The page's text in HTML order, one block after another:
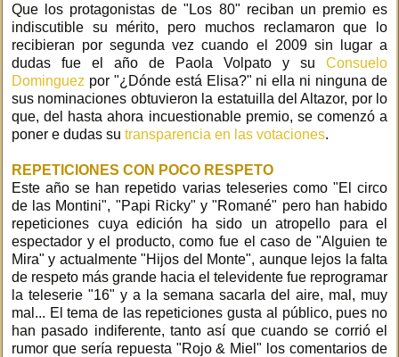
Que los protagonistas de "Los 80" reciban un premio es
indiscutible su mérito, pero muchos reclamaron que lo
recibieran por segunda vez cuando el 2009 sin lugar a
dudas fue el año de Paola Volpato y su Consuelo
Dominguez por "¿Dónde está Elisa?" ni ella ni ninguna de
sus nominaciones obtuvieron la estatuilla del Altazor, por lo
que, del hasta ahora incuestionable premio, se comenzó a
poner e dudas su transparencia en las votaciones.
REPETICIONES CON POCO RESPETO
Este año se han repetido varias teleseries como "El circo
de las Montini", "Papi Ricky" y "Romané" pero han habido
repeticiones cuya edición ha sido un atropello para el
espectador y el producto, como fue el caso de "Alguien te
Mira" y actualmente "Hijos del Monte", aunque lejos la falta
de respeto más grande hacia el televidente fue reprogramar
la teleserie "16" y a la semana sacarla del aire, mal, muy
mal... El tema de las repeticiones gusta al público, pues no
han pasado indiferente, tanto así que cuando se corrió el
rumor que sería repuesta "Rojo & Miel" los comentarios de